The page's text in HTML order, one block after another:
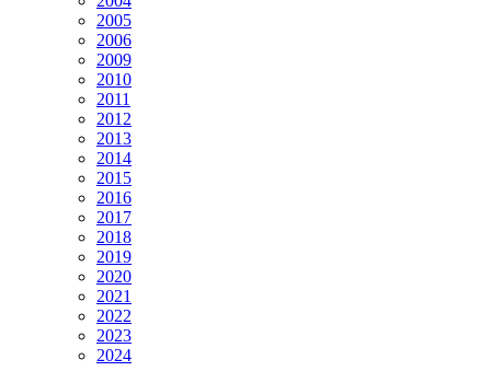
2005
2006
2009
2010
2011
2012
2013
2014
2015
2016
2017
2018
2019
2020
2021
2022
2023
2024